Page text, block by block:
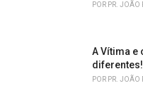
POR PR. JOÃO
A Vítima e
diferentes!
POR PR. JOÃO